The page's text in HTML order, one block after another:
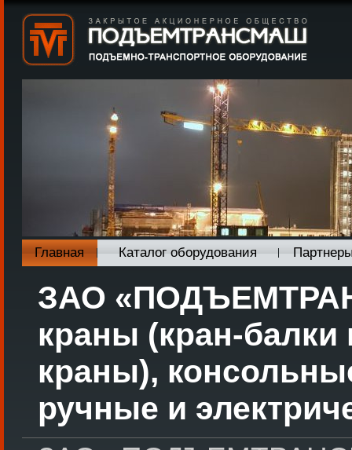
Главная Каталог оборудования
ЗАО
краны (кран-
краны),
ручные и